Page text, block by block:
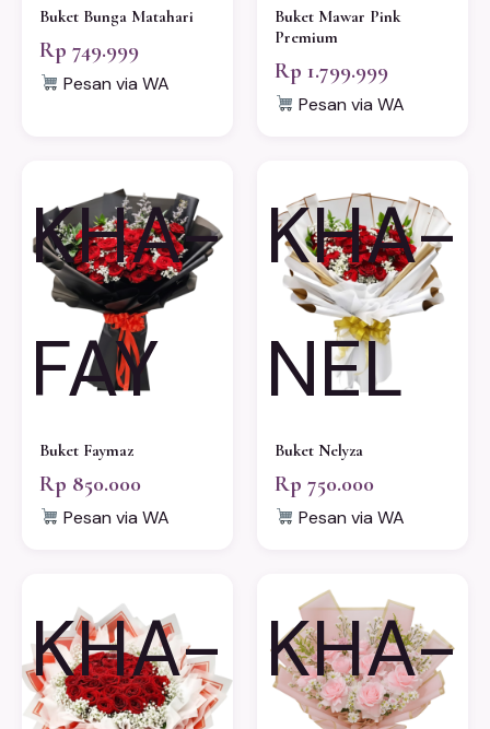
Buket Bunga Matahari
Rp 749.999
Pesan via WA
Buket Mawar Pink
Premium
Rp 1.799.999
Pesan via WA
KHA-
FAY
Buket Faymaz
Rp 850.000
Pesan via WA
KHA-
NEL
Buket Nelyza
Rp 750.000
Pesan via WA
KHA- KHA-